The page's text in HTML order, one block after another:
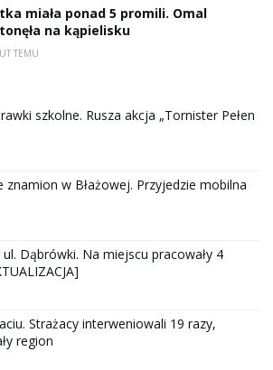
miała ponad 5 promili. Omal
na kąpielisku
TEMU
szkolne. Rusza akcja „Tornister Pełen
znamion w Błażowej. Przyjedzie mobilna
Dąbrówki. Na miejscu pracowały 4
Strażacy interweniowali 19 razy,
region